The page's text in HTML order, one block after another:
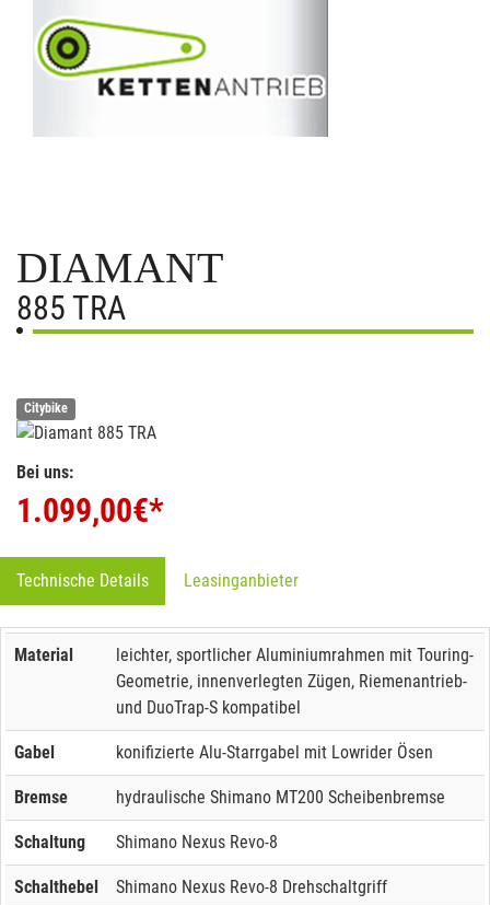
DIAMANT
885 TRA
Citybike
Bei uns:
1.099,00€*
Technische Details Leasinganbieter
Material
leichter, sportlicher Aluminiumrahmen mit Touring-
Geometrie, innenverlegten Zügen, Riemenantrieb-
und DuoTrap-S kompatibel
Gabel konifizierte Alu-Starrgabel mit Lowrider Ösen
Bremse hydraulische Shimano MT200 Scheibenbremse
Schaltung Shimano Nexus Revo-8
Schalthebel Shimano Nexus Revo-8 Drehschaltgriff